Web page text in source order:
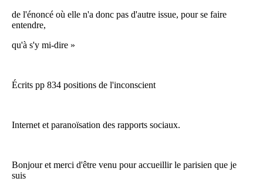
de l'énoncé où elle n'a donc pas d'autre issue, pour se faire
entendre,
qu'à s'y mi-dire »
Écrits pp 834 positions de l'inconscient
Internet et paranoïsation des rapports sociaux.
Bonjour et merci d'être venu pour accueillir le parisien que je
suis